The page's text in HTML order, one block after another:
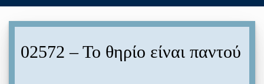
02572 – Το θηρίο είναι παντού